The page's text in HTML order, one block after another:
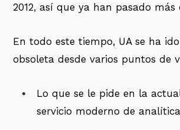
2012, así que ya han pasado más
En todo este tiempo, UA se ha
obsoleta desde varios puntos de
Lo que se le pide en la
servicio moderno de